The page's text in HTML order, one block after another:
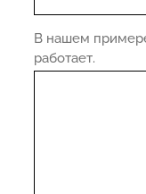
В нашем
работает.